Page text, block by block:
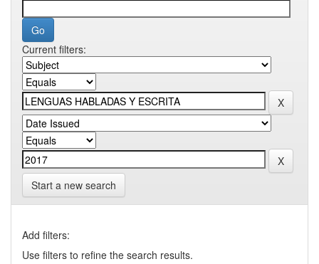
Current filters:
Start a new search
Add filters:
Use filters to refine the search results.